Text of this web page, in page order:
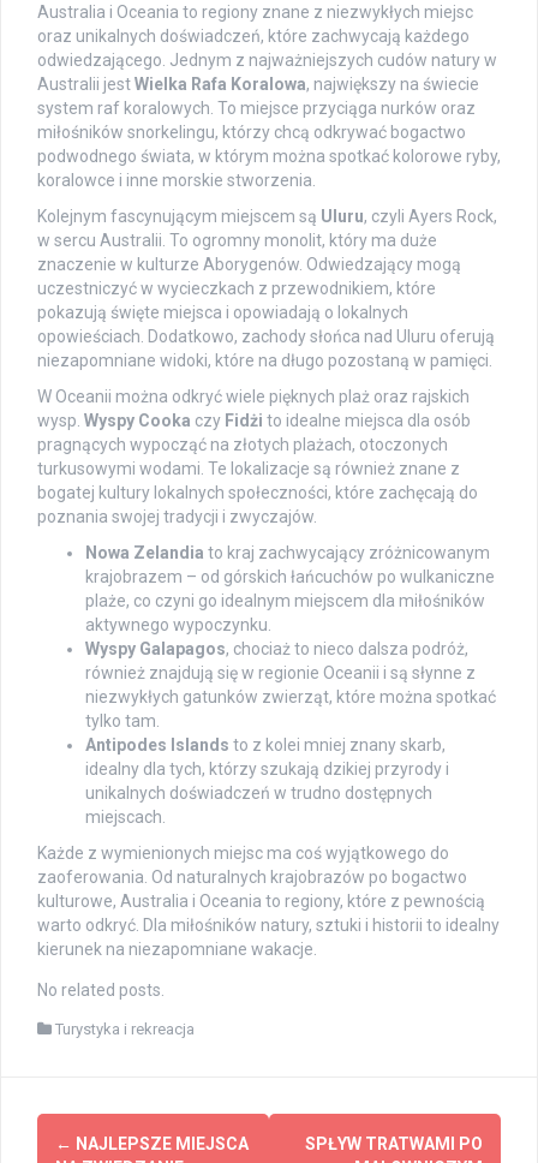
Australia i Oceania to regiony znane z niezwykłych miejsc
oraz unikalnych doświadczeń, które zachwycają każdego
odwiedzającego. Jednym z najważniejszych cudów natury w
Australii jestWielka Rafa Koralowa, największy na świecie
system raf koralowych. To miejsce przyciąga nurków oraz
miłośników snorkelingu, którzy chcą odkrywać bogactwo
podwodnego świata, w którym można spotkać kolorowe ryby,
koralowce i inne morskie stworzenia.
Kolejnym fascynującym miejscem są Uluru, czyli Ayers Rock,
w sercu Australii. To ogromny monolit, który ma duże
znaczenie w kulturze Aborygenów. Odwiedzający mogą
uczestniczyć w wycieczkach z przewodnikiem, które
pokazują święte miejsca i opowiadają o lokalnych
opowieściach. Dodatkowo, zachody słońca nad Uluru oferują
niezapomniane widoki, które na długo pozostaną w pamięci.
W Oceanii można odkryć wiele pięknych plaż oraz rajskich
wysp. Wyspy Cooka czy Fidżi to idealne miejsca dla osób
pragnących wypocząć na złotych plażach, otoczonych
turkusowymi wodami. Te lokalizacje są również znane z
bogatej kultury lokalnych społeczności, które zachęcają do
poznania swojej tradycji i zwyczajów.
Nowa Zelandia to kraj zachwycający zróżnicowanym
krajobrazem – od górskich łańcuchów po wulkaniczne
plaże, co czyni go idealnym miejscem dla miłośników
aktywnego wypoczynku.
Wyspy Galapagos, chociaż to nieco dalsza podróż,
również znajdują się w regionie Oceanii i są słynne z
niezwykłych gatunków zwierząt, które można spotkać
tylko tam.
Antipodes Islands to z kolei mniej znany skarb,
idealny dla tych, którzy szukają dzikiej przyrody i
unikalnych doświadczeń w trudno dostępnych
miejscach.
Każde z wymienionych miejsc ma coś wyjątkowego do
zaoferowania. Od naturalnych krajobrazów po bogactwo
kulturowe, Australia i Oceania to regiony, które z pewnością
warto odkryć. Dla miłośników natury, sztuki i historii to idealny
kierunek na niezapomniane wakacje.
No related posts.
Turystyka i rekreacja
Post
← NAJLEPSZE MIEJSCA
SPŁYW TRATWAMI PO